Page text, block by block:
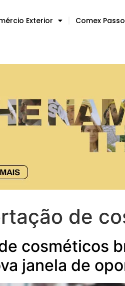
Exterior Comex
de
cosméticos
janela de